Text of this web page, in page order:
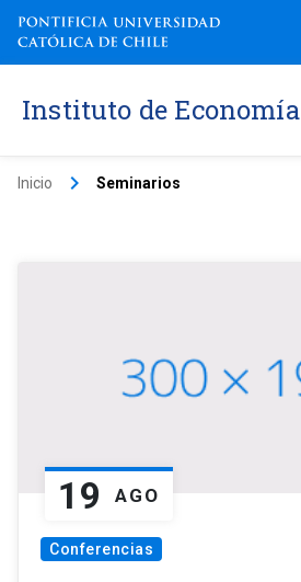
Instituto de Economía
Inicio keyboard_arrow_right Seminarios
19 AGO
Conferencias